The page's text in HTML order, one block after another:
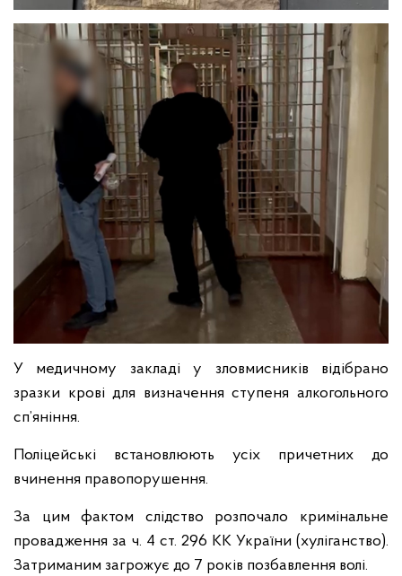
У медичному закладі у зловмисників відібрано
зразки крові для визначення ступеня алкогольного
сп’яніння.
Поліцейські встановлюють усіх причетних до
вчинення правопорушення.
За цим фактом слідство розпочало кримінальне
провадження за ч. 4 ст. 296 КК України (хуліганство).
Затриманим загрожує до 7 років позбавлення волі.